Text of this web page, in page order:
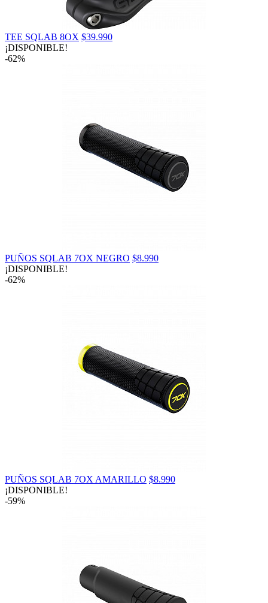
TEE SQLAB 8OX $39.990
¡DISPONIBLE!
-62%
PUÑOS SQLAB 7OX NEGRO $8.990
¡DISPONIBLE!
-62%
PUÑOS SQLAB 7OX AMARILLO $8.990
¡DISPONIBLE!
-59%